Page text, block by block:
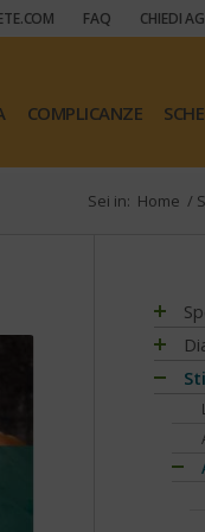
FAQ CHIEDI
COMPLICANZE
Sei in: Home /